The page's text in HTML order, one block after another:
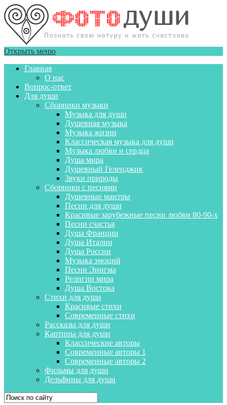
Открыть меню
Главная
О нас
Вопрос-ответ
Для души
Сборники музыки
Музыка для души
Душевная музыка
Музыка жизни
Классическая музыка для души
Музыка любви и сердца
Душа мира
Душевный Геленджик
Звуки природы
Сборники с песнями
Душевные мантры
Песни для души
Красивые зарубежные песни любви 80-90-х
Песни счастья
Душа Франции
Душа Италии
Душа России
Музыка эмоций
Песни Энигма
Религии мира
Душа Востока
Стихи для души
Красивые стихи
Современные стихи
Рассказы для души
Картины для души
Классические авторы
Современные авторы 1
Современные авторы 2
Фильмы для души
Дельфины для души